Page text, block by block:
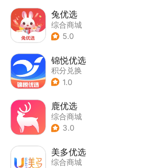
兔优选
综合商城
5.0
锦悦优选
积分兑换
1.0
鹿优选
综合商城
3.0
美多优选
综合商城